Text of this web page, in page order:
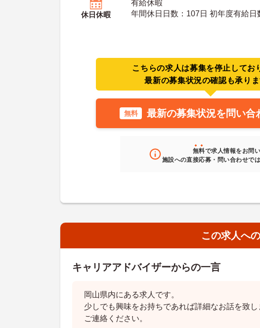
休日休暇
有給休暇
年間休日日数：107日 初年度有給日数：10日 最
こちらの求人は募集を停止してお
最新の募集状況の確認も承りま
無料 最新の募集状況を問い合
無料で求人情報をお問
施設への直接応募・問い合わせで
この求人へ
キャリアアドバイザーからの一言
岡山県内にある求人です。
少しでも興味をお持ちであれば詳細なお話を致し
ご連絡ください。